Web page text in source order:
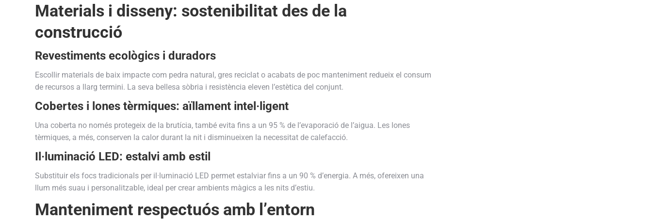
Materials i disseny: sostenibilitat des de la
construcció
Revestiments ecològics i duradors
Escollir materials de baix impacte com pedra natural, gres reciclat o acabats de poc manteniment redueix el consum
de recursos a llarg termini. La seva bellesa sòbria i resistència eleven l’estètica del conjunt.
Cobertes i lones tèrmiques: aïllament intel·ligent
Una coberta no només protegeix de la brutícia, també evita fins a un 95 % de l’evaporació de l’aigua. Les lones
tèrmiques, a més, conserven la calor durant la nit i disminueixen la necessitat de calefacció.
Il·luminació LED: estalvi amb estil
Substituir els focs tradicionals per il·luminació LED permet estalviar fins a un 90 % d’energia. A més, ofereixen una
llum més suau i personalitzable, ideal per crear ambients màgics a les nits d’estiu.
Manteniment respectuós amb l’entorn